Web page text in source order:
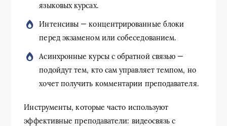
языковых курсах.
Интенсивы — концентрированные блоки
перед экзаменом или собеседованием.
Асинхронные курсы с обратной связью —
подойдут тем, кто сам управляет темпом, но
хочет получить комментарии преподавателя.
Инструменты, которые часто используют
эффективные преподаватели: видеосвязь с